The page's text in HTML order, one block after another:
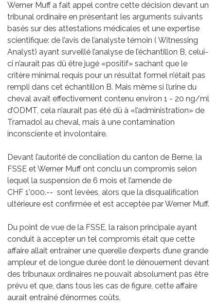
Werner Muff a fait appel contre cette décision devant un
tribunal ordinaire en présentant les arguments suivants
basés sur des attestations médicales et une expertise
scientifique: de l’avis de l’analyste témoin ( Witnessing
Analyst) ayant surveillé l’analyse de l’échantillon B, celui-
ci n’aurait pas dû être jugé «positif» sachant que le
critère minimal requis pour un résultat formel n’était pas
rempli dans cet échantillon B. Mais même si l’urine du
cheval avait effectivement contenu environ 1 - 20 ng/ml
d’ODMT, cela n’aurait pas été dû à «l’administration» de
Tramadol au cheval, mais à une contamination
inconsciente et involontaire.
Devant l’autorité de conciliation du canton de Berne, la
FSSE et Werner Muff ont conclu un compromis selon
lequel la suspension de 6 mois et l’amende de
CHF 1'000.-- sont levées, alors que la disqualification
ultérieure est confirmée et est acceptée par Werner Muff.
Du point de vue de la FSSE, la raison principale ayant
conduit à accepter un tel compromis était que cette
affaire allait entraîner une querelle d’experts d’une grande
ampleur et de longue durée dont le dénouement devant
des tribunaux ordinaires ne pouvait absolument pas être
prévu et que, dans tous les cas de figure, cette affaire
aurait entraîné d’énormes coûts.